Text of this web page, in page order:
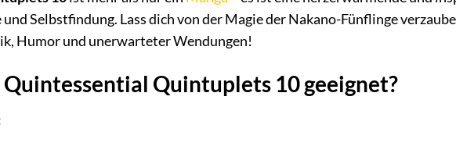
Selbstfindung. Lass dich von der Magie der Nakano-Fünflinge
Humor und unerwarteter Wendungen!
Quintessential Quintuplets 10 geeignet?